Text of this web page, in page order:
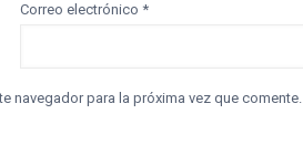
Correo electrónico *
navegador para la próxima vez que comente.